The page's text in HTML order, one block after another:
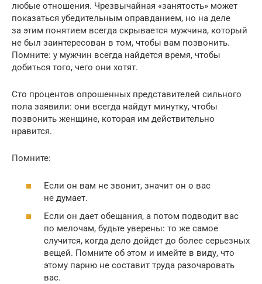
любые отношения. Чрезвычайная «занятость» может
показаться убедительным оправданием, но на деле
за этим понятием всегда скрывается мужчина, который
не был заинтересован в том, чтобы вам позвонить.
Помните: у мужчин всегда найдется время, чтобы
добиться того, чего они хотят.
Сто процентов опрошенных представителей сильного
пола заявили: они всегда найдут минутку, чтобы
позвонить женщине, которая им действительно
нравится.
Помните:
Если он вам не звонит, значит он о вас
не думает.
Если он дает обещания, а потом подводит вас
по мелочам, будьте уверены: то же самое
случится, когда дело дойдет до более серьезных
вещей. Помните об этом и имейте в виду, что
этому парню не составит труда разочаровать
вас.